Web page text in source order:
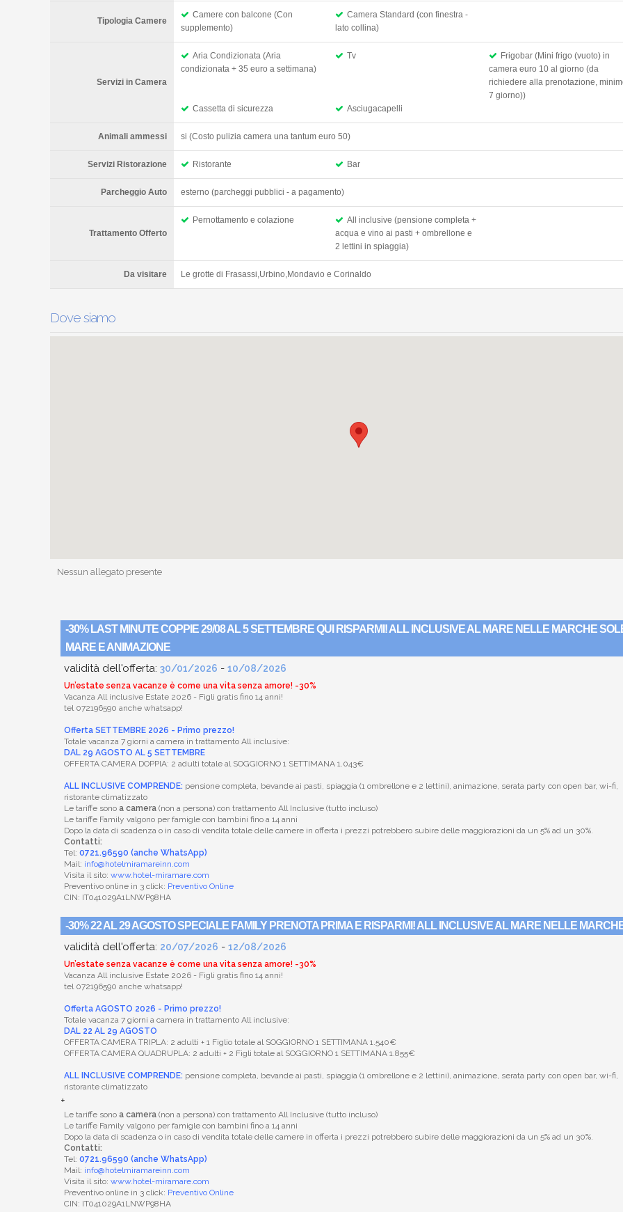
Tipologia Camere
Camere con balcone (Con
supplemento)
Camera Standard (con finestra -
lato collina)
Servizi in Camera
Aria Condizionata (Aria
condizionata + 35 euro a settimana)
Tv
Frigobar (Mini frigo (vuoto) in
camera euro 10 al giorno (da
richiedere alla prenotazione,
7 giorno))
Cassetta di sicurezza
Asciugacapelli
Animali ammessi si (Costo pulizia camera una tantum euro 50)
Servizi Ristorazione Ristorante Bar
Parcheggio Auto esterno (parcheggi pubblici - a pagamento)
Trattamento Offerto
Pernottamento e colazione
All inclusive (pensione completa +
acqua e vino ai pasti + ombrellone e
2 lettini in spiaggia)
Da visitare Le grotte di Frasassi,Urbino,Mondavio e Corinaldo
Dove siamo
Nessun allegato presente
-30% LAST MINUTE COPPIE 29/08 AL 5 SETTEMBRE QUI RISPARMI! ALL INCLUSIVE AL MARE NELLE MARCHE
MARE E ANIMAZIONE
validità dell'offerta: 30/01/2026 - 10/08/2026
Un’estate senza vacanze è come una vita senza amore! -30%
Vacanza All inclusive Estate 2026 - Figli gratis fino 14 anni!
tel 072196590 anche whatsapp!
Offerta SETTEMBRE 2026 - Primo prezzo!
Totale vacanza 7 giorni a camera in trattamento All inclusive:
DAL 29 AGOSTO AL 5 SETTEMBRE
OFFERTA CAMERA DOPPIA: 2 adulti totale al SOGGIORNO 1 SETTIMANA 1.043€
ALL INCLUSIVE COMPRENDE: pensione completa, bevande ai pasti, spiaggia (1 ombrellone e 2 lettini), animazione, serata party con open bar, wi-fi,
ristorante climatizzato
Le tariffe sono a camera (non a persona) con trattamento All Inclusive (tutto incluso)
Le tariffe Family valgono per famigle con bambini fino a 14 anni
Dopo la data di scadenza o in caso di vendita totale delle camere in offerta i prezzi potrebbero subire delle maggiorazioni da un 5% ad un 30%.
Contatti:
Tel: 0721.96590 (anche WhatsApp)
Mail: info@hotelmiramareinn.com
Visita il sito: www.hotel-miramare.com
Preventivo online in 3 click: Preventivo Online
CIN: IT041029A1LNWP98HA
-30% 22 AL 29 AGOSTO SPECIALE FAMILY PRENOTA PRIMA E RISPARMI! ALL INCLUSIVE AL MARE NELLE
validità dell'offerta: 20/07/2026 - 12/08/2026
Un’estate senza vacanze è come una vita senza amore! -30%
Vacanza All inclusive Estate 2026 - Figli gratis fino 14 anni!
tel 072196590 anche whatsapp!
Offerta AGOSTO 2026 - Primo prezzo!
Totale vacanza 7 giorni a camera in trattamento All inclusive:
DAL 22 AL 29 AGOSTO
OFFERTA CAMERA TRIPLA: 2 adulti + 1 Figlio totale al SOGGIORNO 1 SETTIMANA 1.540€
OFFERTA CAMERA QUADRUPLA: 2 adulti + 2 Figli totale al SOGGIORNO 1 SETTIMANA 1.855€
ALL INCLUSIVE COMPRENDE: pensione completa, bevande ai pasti, spiaggia (1 ombrellone e 2 lettini), animazione, serata party con open bar, wi-fi,
ristorante climatizzato
+
Le tariffe sono a camera (non a persona) con trattamento All Inclusive (tutto incluso)
Le tariffe Family valgono per famigle con bambini fino a 14 anni
Dopo la data di scadenza o in caso di vendita totale delle camere in offerta i prezzi potrebbero subire delle maggiorazioni da un 5% ad un 30%.
Contatti:
Tel: 0721.96590 (anche WhatsApp)
Mail: info@hotelmiramareinn.com
Visita il sito: www.hotel-miramare.com
Preventivo online in 3 click: Preventivo Online
CIN: IT041029A1LNWP98HA